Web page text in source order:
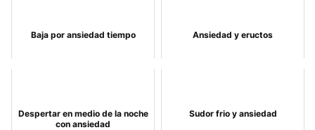
Baja por ansiedad tiempo Ansiedad y eructos
Despertar en medio de la noche
con ansiedad
Sudor frio y ansiedad